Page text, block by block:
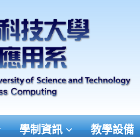
學制資訊 教學設備